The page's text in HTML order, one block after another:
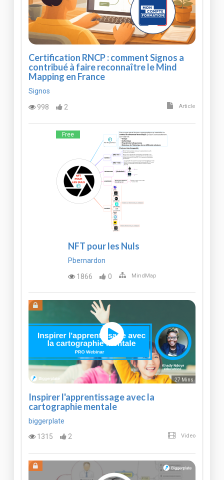
Certification RNCP : comment Signos a
contribué à faire reconnaître le Mind
Mapping en France
Signos
998
2 Article
Free
NFT pour les Nuls
Pbernardon
1866
0 MindMap
27 Mins
Inspirer l'apprentissage avec la
cartographie mentale
biggerplate
1315
2 Video